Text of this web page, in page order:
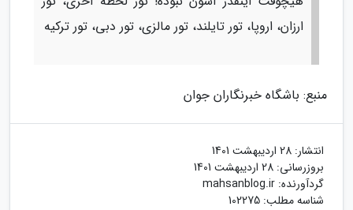
ارزان، اروپا، تور تایلند، تور مالزی، تور دبی، تور ترکیه
منبع: باشگاه خبرنگاران جوان
انتشار: 28 اردیبهشت 1401
بروزرسانی: 28 اردیبهشت 1401
گردآورنده: mahsanblog.ir
شناسه مطلب: 102275